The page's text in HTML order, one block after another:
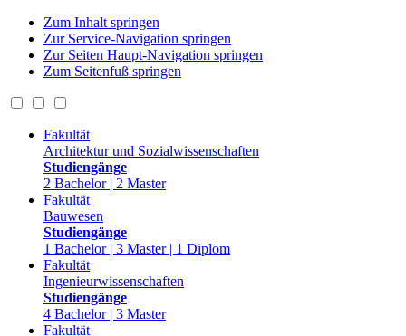
Zum Inhalt springen
Zur Service-Navigation springen
Zur Seiten Haupt-Navigation springen
Zum Seitenfuß springen
Fakultät
Architektur und Sozialwissenschaften
Studiengänge
2 Bachelor | 2 Master
Fakultät
Bauwesen
Studiengänge
1 Bachelor | 3 Master | 1 Diplom
Fakultät
Ingenieurwissenschaften
Studiengänge
4 Bachelor | 3 Master
Fakultät